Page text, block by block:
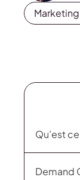
Qu’est
Demand